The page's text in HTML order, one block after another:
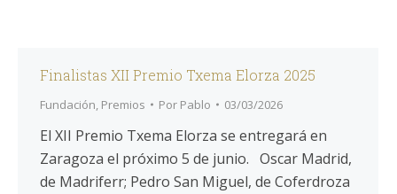
Finalistas XII Premio Txema Elorza 2025
Fundación, Premios Por Pablo 03/03/2026
El XII Premio Txema Elorza se entregará en
Zaragoza el próximo 5 de junio. Oscar Madrid,
de Madriferr; Pedro San Miguel, de Coferdroza